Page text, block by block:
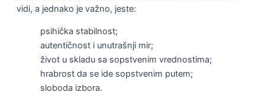
vidi, a jednako je važno, jeste:
psihička stabilnost;
autentičnost i unutrašnji mir;
život u skladu sa sopstvenim vrednostima;
hrabrost da se ide sopstvenim putem;
sloboda izbora.